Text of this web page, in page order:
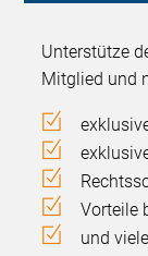
Unterstütze
Mitglied und
Vorteile
und